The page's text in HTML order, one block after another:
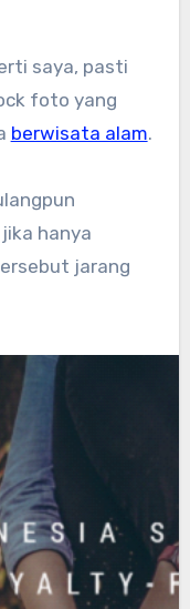
saya, pasti
foto yang
berwisata alam.
hanya
jarang